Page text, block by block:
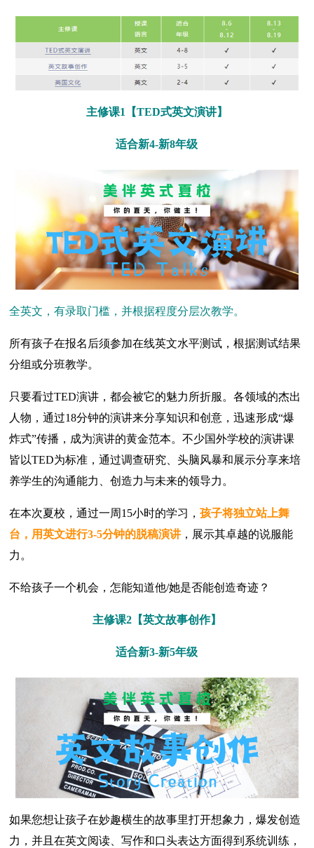
主修课1【TED式英文演讲】
适合新4-新8年级
全英文，有录取门槛，并根据程度分层次教学。
所有孩子在报名后须参加在线英文水平测试，根据测试结果
分组或分班教学。
只要看过TED演讲，都会被它的魅力所折服。各领域的杰出
人物，通过18分钟的演讲来分享知识和创意，迅速形成“爆
炸式”传播，成为演讲的黄金范本。不少国外学校的演讲课
皆以TED为标准，通过调查研究、头脑风暴和展示分享来培
养学生的沟通能力、创造力与未来的领导力。
在本次夏校，通过一周15小时的学习，孩子将独立站上舞
台，用英文进行3-5分钟的脱稿演讲，展示其卓越的说服能
力。
不给孩子一个机会，怎能知道他/她是否能创造奇迹？
主修课2【英文故事创作】
适合新3-新5年级
如果您想让孩子在妙趣横生的故事里打开想象力，爆发创造
力，并且在英文阅读、写作和口头表达方面得到系统训练，